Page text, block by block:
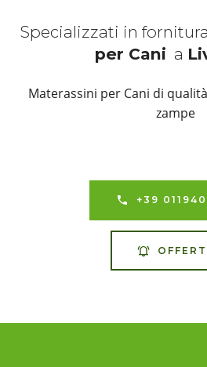
Specializzati in
per Cani a
Materassini per Cani di
zampe
+39